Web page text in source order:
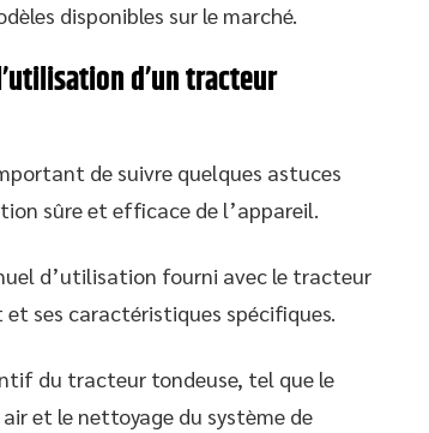
disponibles sur le marché.
d’un tracteur
de suivre quelques astuces
sûre et efficace de l’appareil.
d’utilisation fourni avec le tracteur
ses caractéristiques spécifiques.
du tracteur tondeuse, tel que le
et le nettoyage du système de